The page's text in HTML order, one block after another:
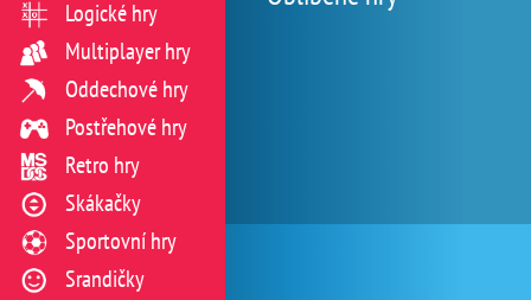
Logické hry
Multiplayer hry
Oddechové hry
Postřehové hry
Retro hry
Skákačky
Sportovní hry
Srandičky